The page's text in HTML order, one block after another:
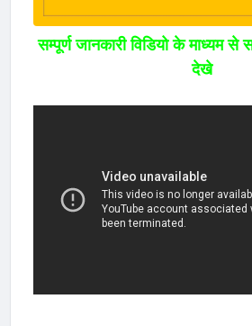
सम्पूर्ण जानकारी विडियो के माध्यम से
देखे